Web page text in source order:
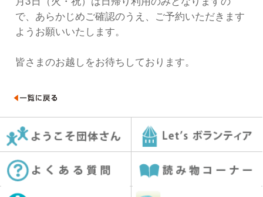
で、あらかじめご確認のうえ、ご予約いただきます
ようお願いいたします。
皆さまのお越しをお待ちしております。